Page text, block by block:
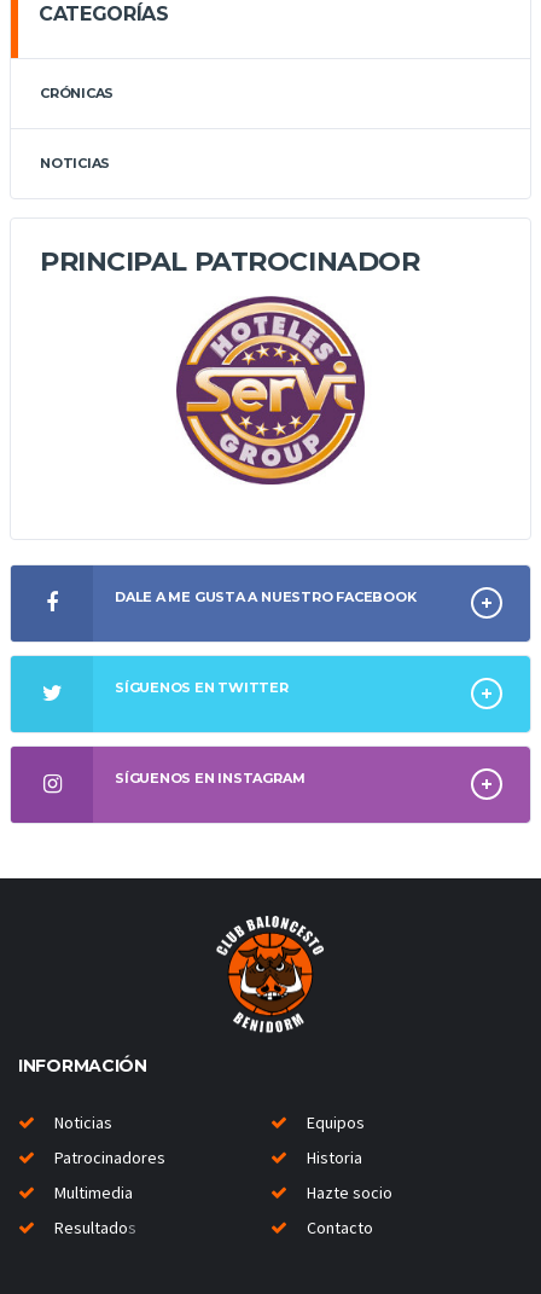
CATEGORÍAS
CRÓNICAS
NOTICIAS
PRINCIPAL PATROCINADOR
DALE A ME GUSTA A NUESTRO FACEBOOK
SÍGUENOS EN TWITTER
SÍGUENOS EN INSTAGRAM
INFORMACIÓN
Noticias
Equipos
Patrocinadores
Historia
Multimedia
Hazte socio
Resultados Contacto